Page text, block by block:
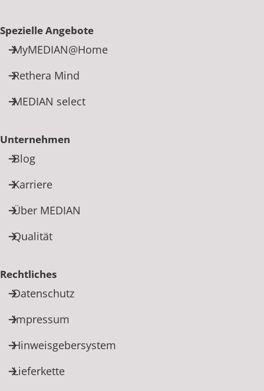
Spezielle Angebote
MyMEDIAN@Home
Rethera Mind
MEDIAN select
Unternehmen
Blog
Karriere
Über MEDIAN
Qualität
Rechtliches
Datenschutz
Impressum
Hinweisgebersystem
Lieferkette